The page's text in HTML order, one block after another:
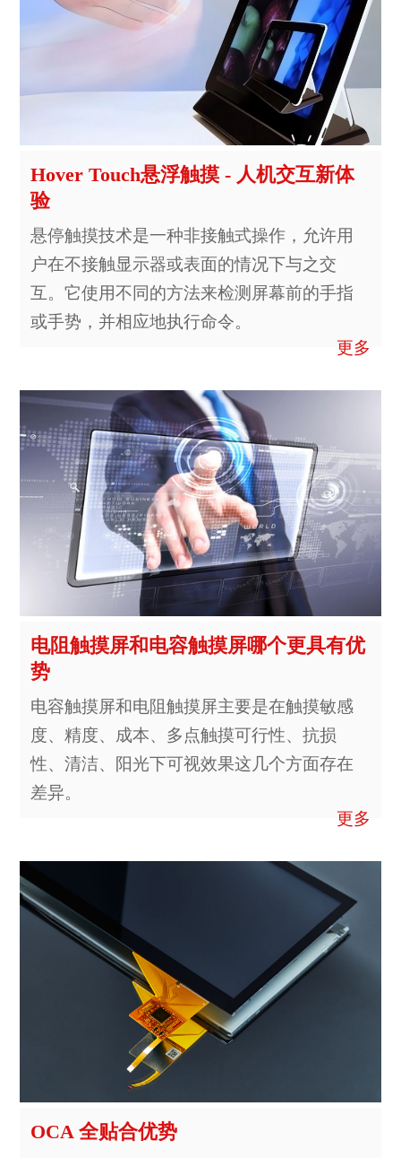
Hover Touch悬浮触摸 - 人机交互新体
验
悬停触摸技术是一种非接触式操作，允许用
户在不接触显示器或表面的情况下与之交
互。它使用不同的方法来检测屏幕前的手指
或手势，并相应地执行命令。
更多
电阻触摸屏和电容触摸屏哪个更具有优
势
电容触摸屏和电阻触摸屏主要是在触摸敏感
度、精度、成本、多点触摸可行性、抗损
性、清洁、阳光下可视效果这几个方面存在
差异。
更多
OCA 全贴合优势